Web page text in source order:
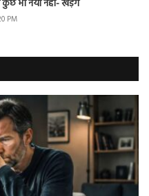
कुछ भी नया नहीं- खड़गे
PM